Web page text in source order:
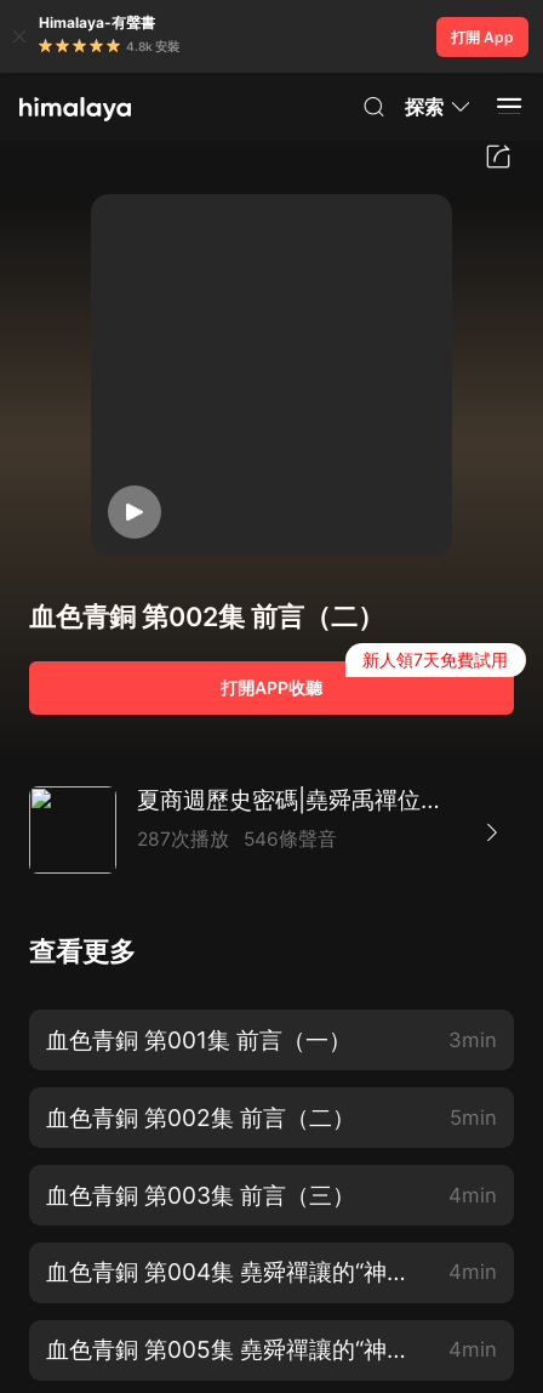
Himalaya-有聲書
4.8k 安裝
打開 App
探索
血色青銅 第002集 前言（二）
打開APP收聽
新人領7天免費試用
夏商週歷史密碼|堯舜禹禪位真相揭秘|血腥甲骨文權利
287次播放 546條聲音
查看更多
血色青銅 第001集 前言（一） 3min
血色青銅 第002集 前言（二） 5min
血色青銅 第003集 前言（三） 4min
血色青銅 第004集 堯舜禪讓的“神話”（一） 4min
血色青銅 第005集 堯舜禪讓的“神話”（二） 4min